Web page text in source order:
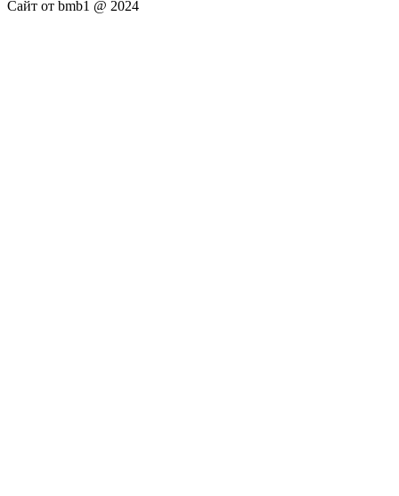
Сайт от bmb1 @ 2024